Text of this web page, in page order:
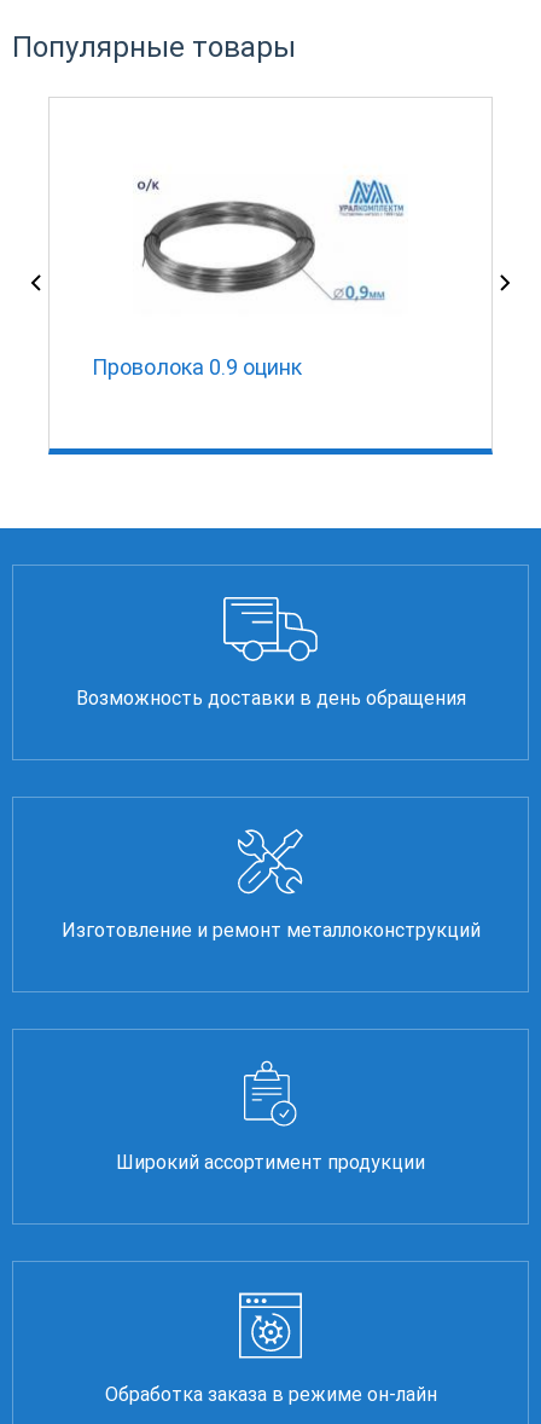
Популярные товары
Проволока 0.9 оцинк
Возможность доставки в день обращения
Изготовление и ремонт металлоконструкций
Широкий ассортимент продукции
Обработка заказа в режиме он-лайн